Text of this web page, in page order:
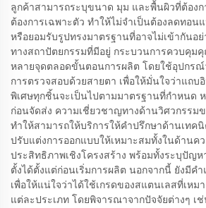
ลูกค้าสามารถระบุขนาด มุม และพื้นผิวที่ต้องก
ต้องการเฉพาะตัว ทำให้ไม่จำเป็นต้องลดทอ
หรือยอมรับรูปทรงมาตรฐานที่อาจไม่เข้ากันอ
ทางสถาปัตยกรรมที่มีอยู่ กระบวนการควบคุม
หลายจุดตลอดขั้นตอนการผลิต โดยใช้อุปกร
การตรวจสอบด้วยสายตา เพื่อให้มั่นใจว่าแถบ
พิเศษทุกชิ้นจะเป็นไปตามมาตรฐานที่กำหนด
ก่อนจัดส่ง ความเชี่ยวชาญทางด้านวิศวกรรม
ทำให้สามารถให้บริการให้คำปรึกษาด้านเทค
ปรับแต่งการออกแบบให้เหมาะสมทั้งในด้านค
ประสิทธิภาพเชิงโครงสร้าง พร้อมทั้งระบุปัญ
ตั้งได้ตั้งแต่ก่อนเริ่มการผลิต นอกจากนี้ ยังมีค
เพื่อให้แน่ใจว่าได้ใช้เกรดของสแตนเลสที่เหม
แต่ละประเภท โดยพิจารณาจากปัจจัยต่างๆ เ